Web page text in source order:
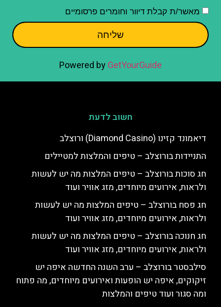
מאשר/ת קבלת דיוור וחומרים פרסומיים
שליחה
Powered byGetYourGuide
חשוב לדעת
דיאמונד קזינו (Diamond Casino) ורוצלב
התניידות בורוצלב – טיפים והמלצות למטיילים
חג סוכות בורוצלב – טיפים המלצות מה יש לעשות
ולראות, אירועים מיוחדים, מזג אוויר ועוד
חג פסח בורוצלב – טיפים המלצות מה יש לעשות
ולראות, אירועים מיוחדים, מזג אוויר ועוד
חג חנוכה בורוצלב – טיפים המלצות מה יש לעשות
ולראות, אירועים מיוחדים, מזג אוויר ועוד
סילבסטר בורוצלב – ערב השנה החדשה איפה יש
זיקוקים, איפה יש הופעות ואירועים מיוחדים, מה פתוח
ומה סגור ועוד טיפים והמלצות